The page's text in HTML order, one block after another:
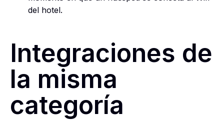
del hotel.
Integraciones de
la misma
categoría